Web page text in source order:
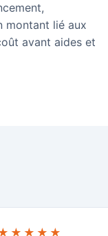
montant lié aux
avant aides et